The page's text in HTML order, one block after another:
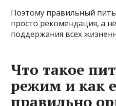
Поэтому правильный
просто рекомендация, а
поддержания всех
Что такое
режим и как
правильно